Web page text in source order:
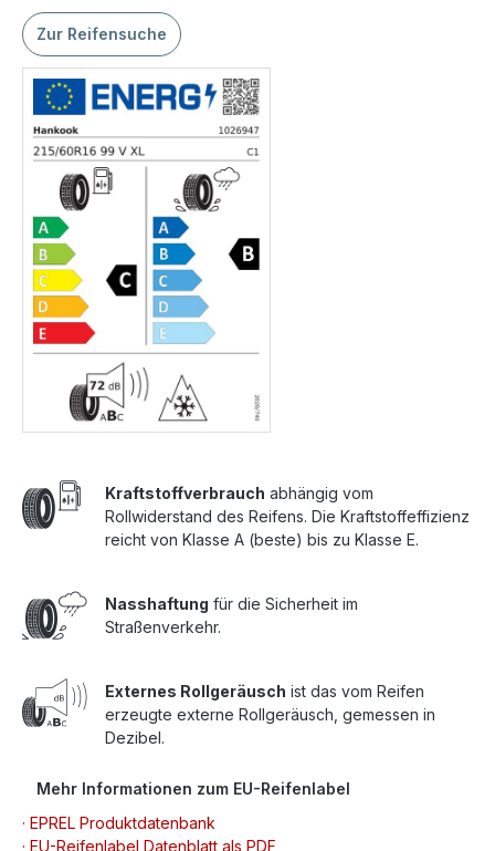
Zur Reifensuche
Kraftstoffverbrauch abhängig vom
Rollwiderstand des Reifens. Die Kraftstoffeffizienz
reicht von Klasse A (beste) bis zu Klasse E.
Nasshaftung für die Sicherheit im
Straßenverkehr.
Externes Rollgeräusch ist das vom Reifen
erzeugte externe Rollgeräusch, gemessen in
Dezibel.
Mehr Informationen zum EU-Reifenlabel
· EPREL Produktdatenbank
· EU-Reifenlabel Datenblatt als PDF